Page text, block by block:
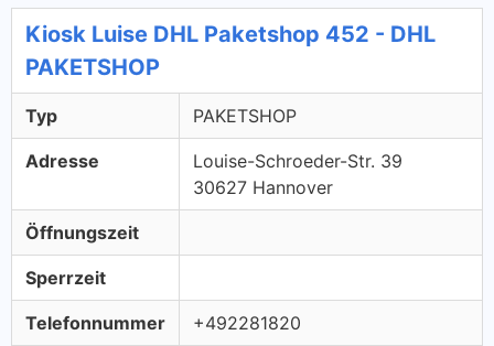
Kiosk Luise DHL Paketshop 452 - DHL
PAKETSHOP
Typ PAKETSHOP
Adresse
Louise-Schroeder-Str. 39
30627 Hannover
Öffnungszeit
Sperrzeit
Telefonnummer +492281820